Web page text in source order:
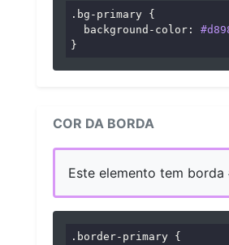
.bg-primary {
background-color :
}
COR DA BORDA
Este elemento tem
.border-primary {